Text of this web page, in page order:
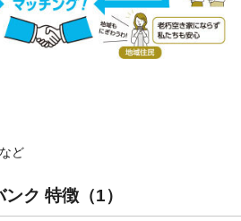
ど
ク 特徴（1）